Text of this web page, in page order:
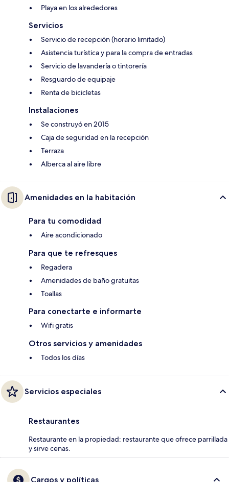
Playa en los alrededores
Servicios
Servicio de recepción (horario limitado)
Asistencia turística y para la compra de entradas
Servicio de lavandería o tintorería
Resguardo de equipaje
Renta de bicicletas
Instalaciones
Se construyó en 2015
Caja de seguridad en la recepción
Terraza
Alberca al aire libre
Amenidades en la habitación
Para tu comodidad
Aire acondicionado
Para que te refresques
Regadera
Amenidades de baño gratuitas
Toallas
Para conectarte e informarte
Wifi gratis
Otros servicios y amenidades
Todos los días
Servicios especiales
Restaurantes
Restaurante en la propiedad: restaurante que ofrece parrillada
y sirve cenas.
Cargos y políticas